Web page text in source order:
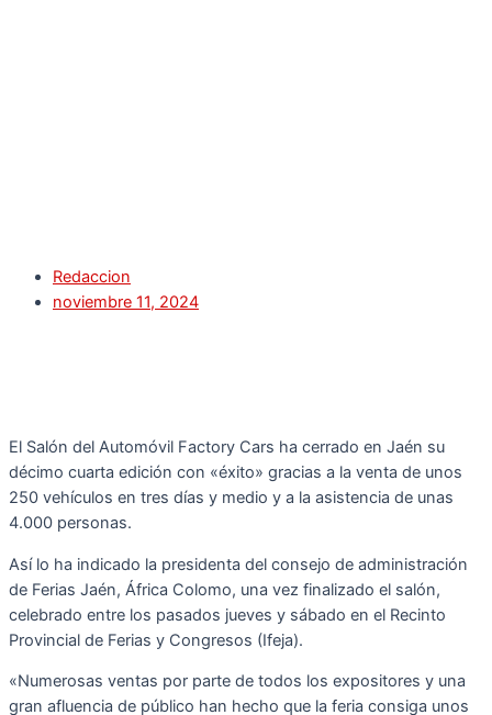
Redaccion
noviembre 11, 2024
El Salón del Automóvil Factory Cars ha cerrado en Jaén su
décimo cuarta edición con «éxito» gracias a la venta de unos
250 vehículos en tres días y medio y a la asistencia de unas
4.000 personas.
Así lo ha indicado la presidenta del consejo de administración
de Ferias Jaén, África Colomo, una vez finalizado el salón,
celebrado entre los pasados jueves y sábado en el Recinto
Provincial de Ferias y Congresos (Ifeja).
«Numerosas ventas por parte de todos los expositores y una
gran afluencia de público han hecho que la feria consiga unos